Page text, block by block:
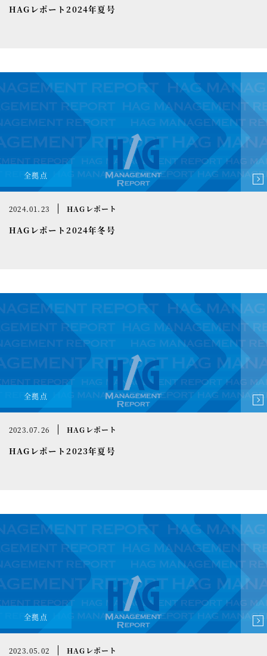
HAGレポート2024年夏号
全拠点
2024.01.23 HAGレポート
HAGレポート2024年冬号
全拠点
2023.07.26 HAGレポート
HAGレポート2023年夏号
全拠点
2023.05.02 HAGレポート